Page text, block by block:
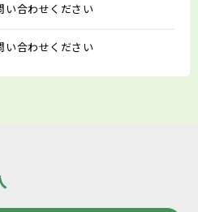
い合わせください
い合わせください